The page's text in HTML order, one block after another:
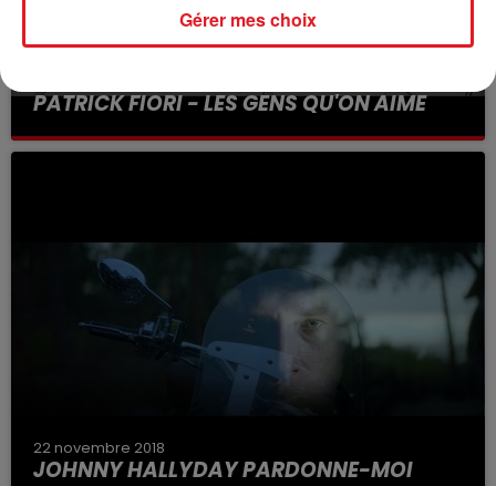
PATRICK FIORI - LES GENS QU'ON AIME
22 novembre 2018
JOHNNY HALLYDAY PARDONNE-MOI
Gérer mes choix